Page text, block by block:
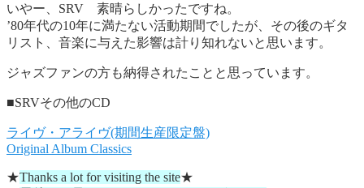
いやー、SRV 素晴らしかったですね。
’80年代の10年に満たない活動期間でしたが、その後のギタ
リスト、音楽に与えた影響は計り知れないと思います。
ジャズファンの方も納得されたことと思っています。
■SRVその他のCD
ライヴ・アライヴ(期間生産限定盤)
Original Album Classics
★Thanks a lot for visiting the site★